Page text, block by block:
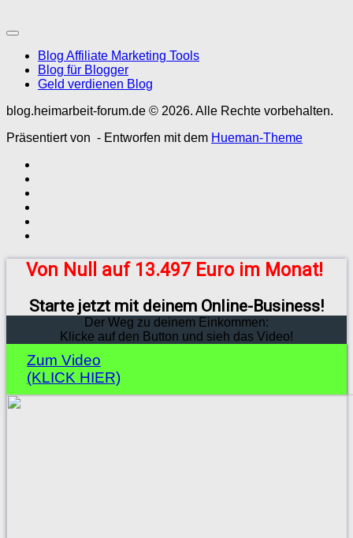
Blog Affiliate Marketing Tools
Blog für Blogger
Geld verdienen Blog
blog.heimarbeit-forum.de © 2026. Alle Rechte vorbehalten.
Präsentiert von - Entworfen mit dem Hueman-Theme
Von Null auf 13.497 Euro im Monat!
Starte jetzt mit deinem Online-Business!
Der Weg zu deinem Einkommen:
Klicke auf den Button und sieh das Video!
Zum Video
(KLICK HIER)